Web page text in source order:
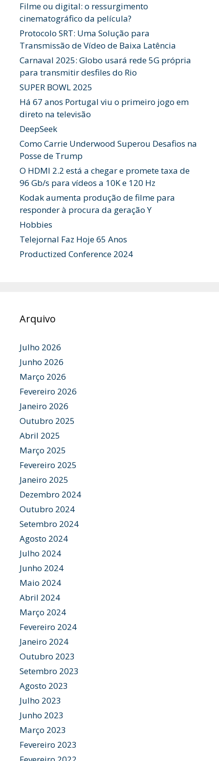
Filme ou digital: o ressurgimento
cinematográfico da película?
Protocolo SRT: Uma Solução para
Transmissão de Vídeo de Baixa Latência
Carnaval 2025: Globo usará rede 5G própria
para transmitir desfiles do Rio
SUPER BOWL 2025
Há 67 anos Portugal viu o primeiro jogo em
direto na televisão
DeepSeek
Como Carrie Underwood Superou Desafios na
Posse de Trump
O HDMI 2.2 está a chegar e promete taxa de
96 Gb/s para vídeos a 10K e 120 Hz
Kodak aumenta produção de filme para
responder à procura da geração Y
Hobbies
Telejornal Faz Hoje 65 Anos
Productized Conference 2024
Arquivo
Julho 2026
Junho 2026
Março 2026
Fevereiro 2026
Janeiro 2026
Outubro 2025
Abril 2025
Março 2025
Fevereiro 2025
Janeiro 2025
Dezembro 2024
Outubro 2024
Setembro 2024
Agosto 2024
Julho 2024
Junho 2024
Maio 2024
Abril 2024
Março 2024
Fevereiro 2024
Janeiro 2024
Outubro 2023
Setembro 2023
Agosto 2023
Julho 2023
Junho 2023
Março 2023
Fevereiro 2023